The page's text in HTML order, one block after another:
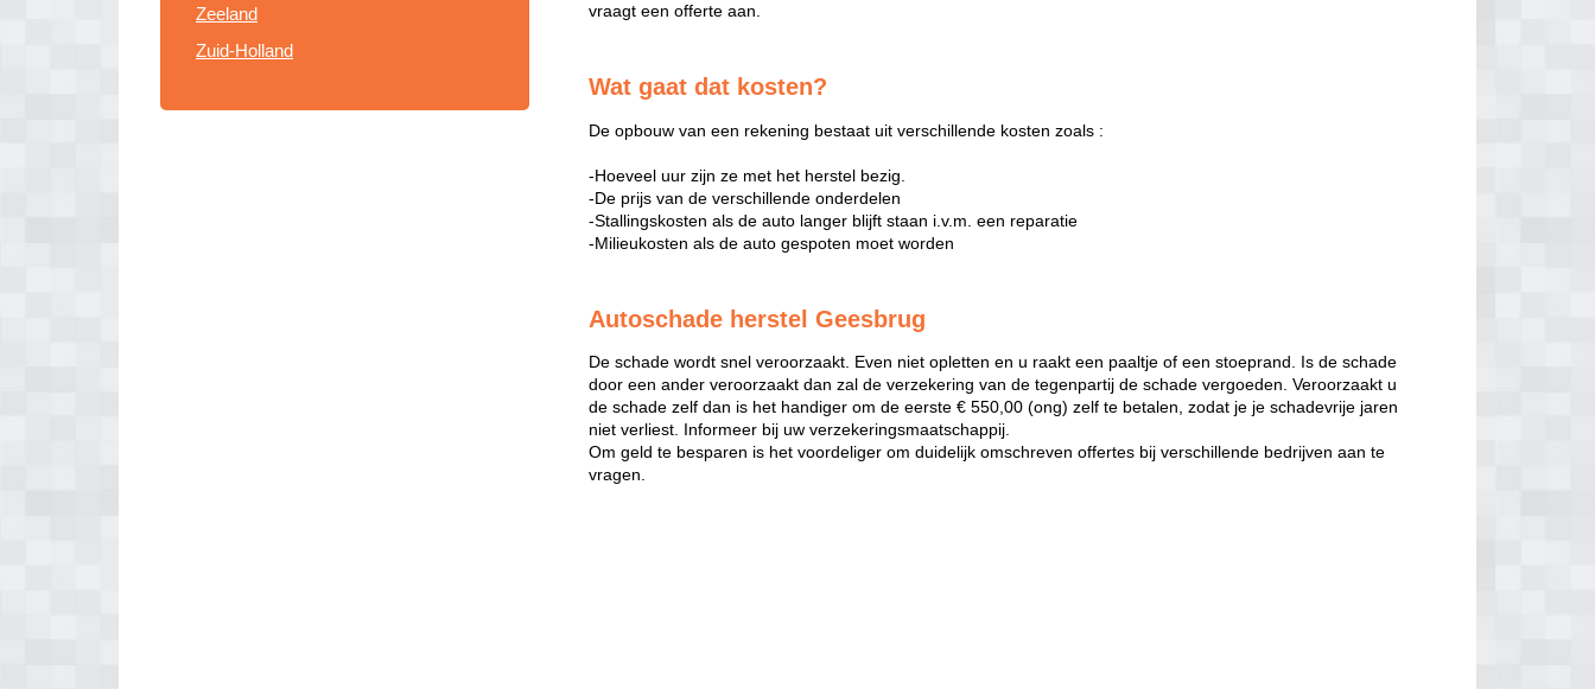
Zeeland
Zuid-Holland
vraagt een offerte aan.
Wat gaat dat kosten?
De opbouw van een rekening bestaat uit verschillende kosten zoals :
-Hoeveel uur zijn ze met het herstel bezig.
-De prijs van de verschillende onderdelen
-Stallingskosten als de auto langer blijft staan i.v.m. een reparatie
-Milieukosten als de auto gespoten moet worden
Autoschade herstel Geesbrug
De schade wordt snel veroorzaakt. Even niet opletten en u raakt een paaltje of een stoeprand. Is de schade
door een ander veroorzaakt dan zal de verzekering van de tegenpartij de schade vergoeden. Veroorzaakt u
de schade zelf dan is het handiger om de eerste € 550,00 (ong) zelf te betalen, zodat je je schadevrije jaren
niet verliest. Informeer bij uw verzekeringsmaatschappij.
Om geld te besparen is het voordeliger om duidelijk omschreven offertes bij verschillende bedrijven aan te
vragen.